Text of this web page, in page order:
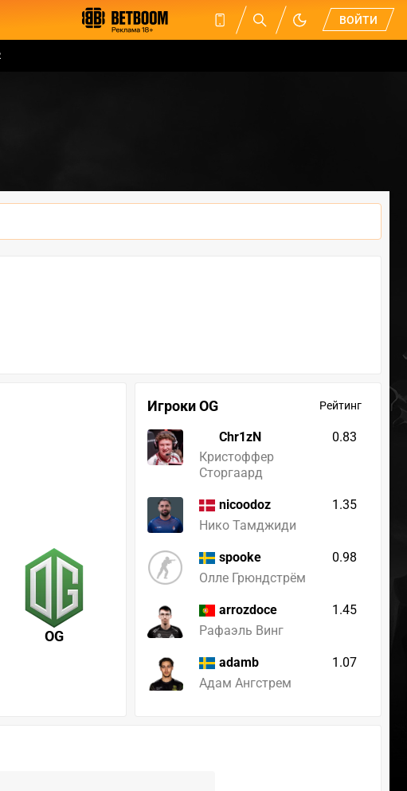
ВОЙТИ
Игроки OG Рейтинг
Chr1zN
Кристоффер
Сторгаард
0.83
nicoodoz
Нико Тамджиди
1.35
spooke
Олле Грюндстрём
0.98
arrozdoce
Рафаэль Винг
1.45
adamb
Адам Ангстрем
1.07
OG